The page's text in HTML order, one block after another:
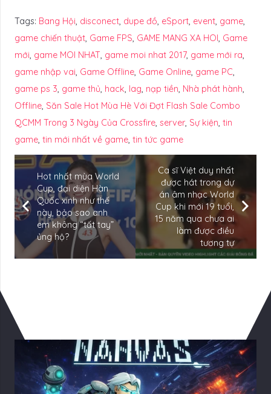
Tags: Bang Hội, disconect, dupe đồ, eSport, event, game,
game chiến thuật, Game FPS, GAME MANG XA HOI, Game
mới, game MOI NHAT, game moi nhat 2017, game mới ra,
game nhập vai, Game Offline, Game Online, game PC,
game ps 3, game thủ, hack, lag, nạp tiền, Nhà phát hành,
Offline, Săn Sale Hot Mùa Hè Với Đợt Flash Sale Combo
QCMM Trong 3 Ngày Của Crossfire, server, Sự kiện, tin
game, tin mới nhất về game, tin tức game
Hot nhất mùa World
Cup, đại diện Hàn
Quốc xinh như thế
này, bảo sao anh
em không “tất tay”
ủng hộ?
Ca sĩ Việt duy nhất
được hát trong dự
án âm nhạc World
Cup khi mới 19 tuổi,
15 năm qua chưa ai
làm được điều
tương tự